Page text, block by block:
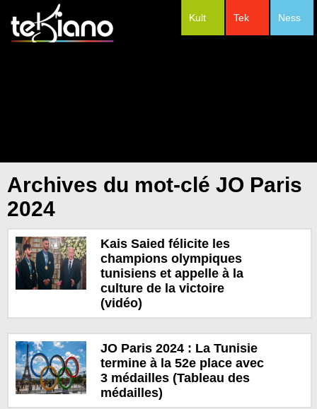
Ness
Tek
Kult
Archives du mot-clé JO Paris
2024
Kais Saied félicite les
champions olympiques
tunisiens et appelle à la
culture de la victoire
(vidéo)
JO Paris 2024 : La Tunisie
termine à la 52e place avec
3 médailles (Tableau des
médailles)